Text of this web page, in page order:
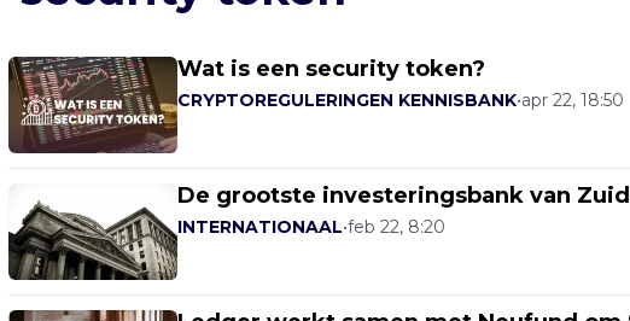
Wat is een security token?
CRYPTOREGULERINGEN KENNISBANK•apr 22, 18:50
De grootste investeringsbank van
INTERNATIONAAL•feb 22, 8:20